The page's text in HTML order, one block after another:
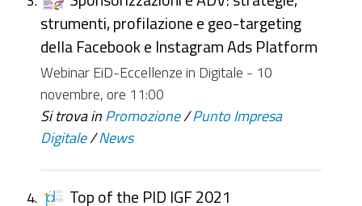
strumenti, profilazione e geo-targeting
della Facebook e Instagram Ads Platform
Webinar EiD-Eccellenze in Digitale - 10
novembre, ore 11:00
Si trova in Promozione /Punto Impresa
Digitale /News
Top of the PID IGF 2021